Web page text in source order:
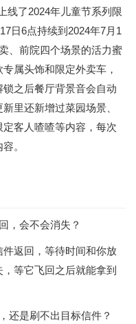
线了2024年儿童节系列限
日6点持续到2024年7月1
、前院四个场景的活力蜜
属头饰和限定外卖车，
之后餐厅背景音会自动
里还新增过菜园场景、
客人喳喳等内容，每次
。
，会不会消失？
返回，等待时间和你放
等它飞回之后就能拿到
还是刷不出目标信件？